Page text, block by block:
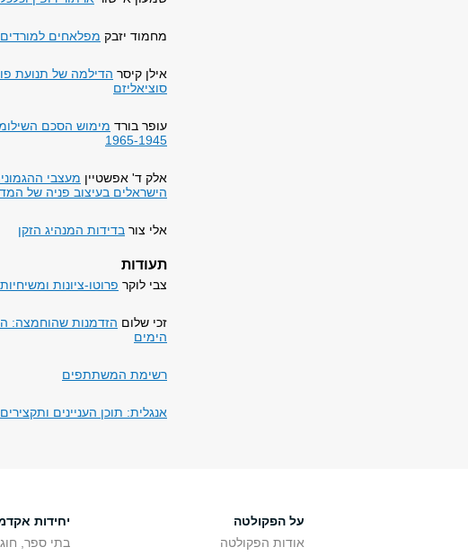
מחמוד יזבק מפלאחים למורדים:
אילן קיסר הדילמה של תנועת
סוציאליזם
עופר בורד מימוש הסכם
1965-1945
אלק ד' אפשטיין מעצבי
הישראלים בעיצוב פניה של
אלי צור בדידות המנהיג הזקן
תעודות
צבי לוקר פרוטו-ציונות
זכי שלום הזדמנות שהוחמצה:
הימים
רשימת המשתתפים
אנגלית: תוכן העניינים ותקצירים
על הפקולטה
אודות הפקולטה
יחידות
בתי ספר,